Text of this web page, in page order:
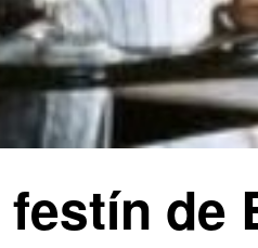
festín de